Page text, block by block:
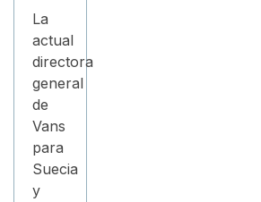
La
actual
directora
general
de
Vans
para
Suecia
y